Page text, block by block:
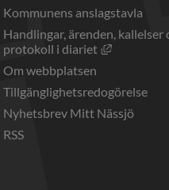
Kommunens anslagstavla
Handlingar, ärenden, kallelser
protokoll i diariet
Länk till
Om webbplatsen
Tillgänglighetsredogörelse
Nyhetsbrev Mitt Nässjö
RSS